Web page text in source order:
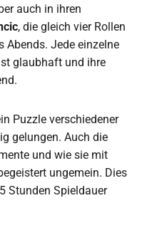
auch in ihren
, die gleich vier Rollen
Abends. Jede einzelne
glaubhaft und ihre
Puzzle verschiedener
gelungen. Auch die
und wie sie mit
ungemein. Dies
Stunden Spieldauer